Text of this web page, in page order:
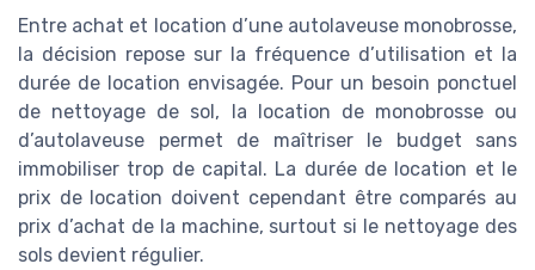
Entre achat et location d’une autolaveuse monobrosse,
la décision repose sur la fréquence d’utilisation et la
durée de location envisagée. Pour un besoin ponctuel
de nettoyage de sol, la location de monobrosse ou
d’autolaveuse permet de maîtriser le budget sans
immobiliser trop de capital. La durée de location et le
prix de location doivent cependant être comparés au
prix d’achat de la machine, surtout si le nettoyage des
sols devient régulier.